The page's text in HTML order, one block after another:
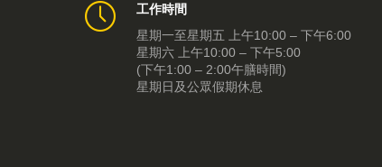
工作時間
星期一至星期五 上午10:00 – 下午6:00
星期六 上午10:00 – 下午5:00
(下午1:00 – 2:00午膳時間)
星期日及公眾假期休息